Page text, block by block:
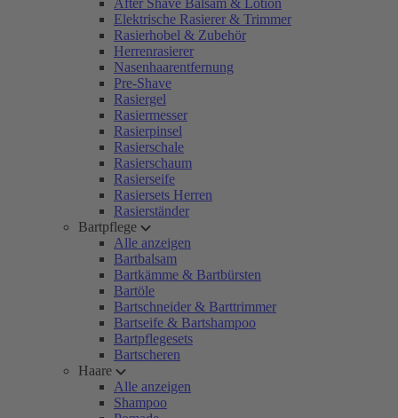
After Shave Balsam & Lotion
Elektrische Rasierer & Trimmer
Rasierhobel & Zubehör
Herrenrasierer
Nasenhaarentfernung
Pre-Shave
Rasiergel
Rasiermesser
Rasierpinsel
Rasierschale
Rasierschaum
Rasierseife
Rasiersets Herren
Rasierständer
Bartpflege
Alle anzeigen
Bartbalsam
Bartkämme & Bartbürsten
Bartöle
Bartschneider & Barttrimmer
Bartseife & Bartshampoo
Bartpflegesets
Bartscheren
Haare
Alle anzeigen
Shampoo